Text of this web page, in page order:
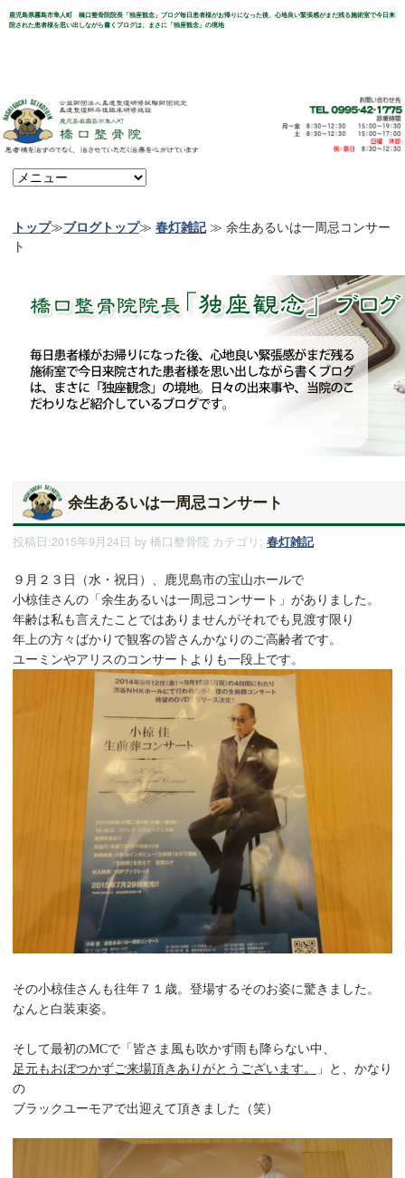
鹿児島県霧島市隼人町 橋口整骨院院長「独座観念」ブログ毎日患者様がお帰りになった後、心地良い緊張感がまだ残る施術室で今日来
院された患者様を思い出しながら書くブログは、まさに「独座観念」の境地
トップ≫ブログトップ≫ 春灯雑記≫ 余生あるいは一周忌コンサー
ト
余生あるいは一周忌コンサート
投稿日:2015年9月24日 by 橋口整骨院 カテゴリ: 春灯雑記
９月２３日（水・祝日）、鹿児島市の宝山ホールで
小椋佳さんの「余生あるいは一周忌コンサート」がありました。
年齢は私も言えたことではありませんがそれでも見渡す限り
年上の方々ばかりで観客の皆さんかなりのご高齢者です。
ユーミンやアリスのコンサートよりも一段上です。
その小椋佳さんも往年７１歳。登場するそのお姿に驚きました。
なんと白装束姿。
そして最初のMCで「皆さま風も吹かず雨も降らない中、
足元もおぼつかずご来場頂きありがとうございます。
」と、かなり
の
ブラックユーモアで出迎えて頂きました（笑）